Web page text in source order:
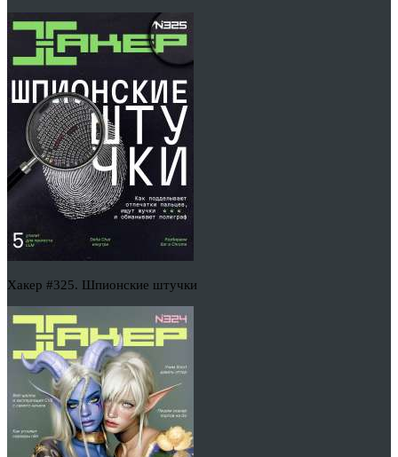
Хакер #325. Шпионские штучки